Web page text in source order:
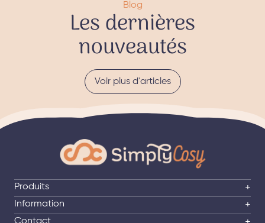
Blog
Les dernières
nouveautés
Voir plus d'articles
Produits +
Information +
Contact